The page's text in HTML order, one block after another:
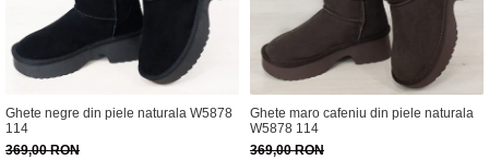
Ghete negre din piele naturala W5878
114
369,00 RON
Ghete maro cafeniu din piele naturala
W5878 114
369,00 RON